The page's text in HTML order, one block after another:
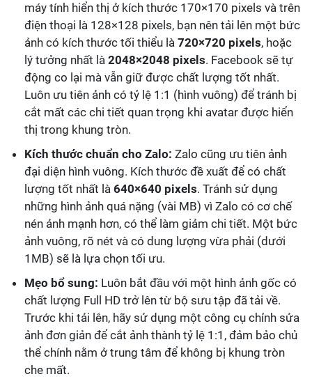
máy tính hiển thị ở kích thước 170×170 pixels và trên
điện thoại là 128×128 pixels, bạn nên tải lên một bức
ảnh có kích thước tối thiểu là 720×720 pixels, hoặc
lý tưởng nhất là 2048×2048 pixels. Facebook sẽ tự
động co lại mà vẫn giữ được chất lượng tốt nhất.
Luôn ưu tiên ảnh có tỷ lệ 1:1 (hình vuông) để tránh bị
cắt mất các chi tiết quan trọng khi avatar được hiển
thị trong khung tròn.
Kích thước chuẩn cho Zalo: Zalo cũng ưu tiên ảnh
đại diện hình vuông. Kích thước đề xuất để có chất
lượng tốt nhất là 640×640 pixels. Tránh sử dụng
những hình ảnh quá nặng (vài MB) vì Zalo có cơ chế
nén ảnh mạnh hơn, có thể làm giảm chi tiết. Một bức
ảnh vuông, rõ nét và có dung lượng vừa phải (dưới
1MB) sẽ là lựa chọn tối ưu.
Mẹo bổ sung: Luôn bắt đầu với một hình ảnh gốc có
chất lượng Full HD trở lên từ bộ sưu tập đã tải về.
Trước khi tải lên, hãy sử dụng một công cụ chỉnh sửa
ảnh đơn giản để cắt ảnh thành tỷ lệ 1:1, đảm bảo chủ
thể chính nằm ở trung tâm để không bị khung tròn
che mất.